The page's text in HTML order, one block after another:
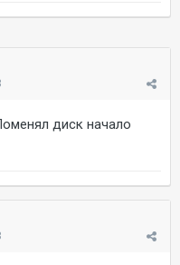
диск начало